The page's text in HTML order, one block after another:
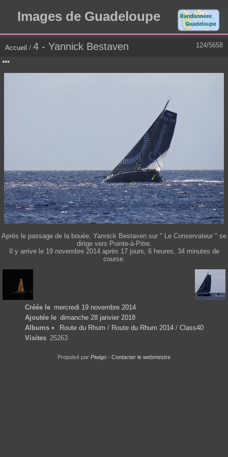
Images de Guadeloupe
124/5658
Accueil / 4 - Yannick Bestaven
Après le passage de la bouée, Yannick Bestaven sur " Le Conservateur " se
dirige vers Pointe-à-Pitre.
Il y arrive le 19 novembre 2014 après 17 jours, 6 heures, 34 minutes de
course.
Créée le mercredi 19 novembre 2014
Ajoutée le dimanche 28 janvier 2018
Albums
Route du Rhum / Route du Rhum 2014/ Class40
Visites 25263
Propulsé par Piwigo - Contacter le webmestre